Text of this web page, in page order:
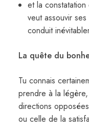
et la
veut assouvir
conduit
La quête du
Tu connais
prendre à la
directions
ou celle de la